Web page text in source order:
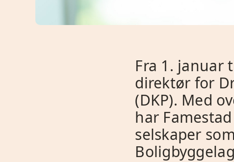
Fra 1. januar
direktør for
(DKP). Med
har
selskaper